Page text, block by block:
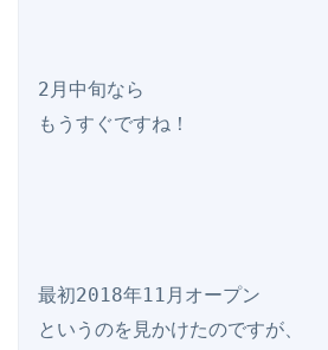
2月中旬なら
もうすぐですね！
最初2018年11月オープン
というのを見かけたのですが、